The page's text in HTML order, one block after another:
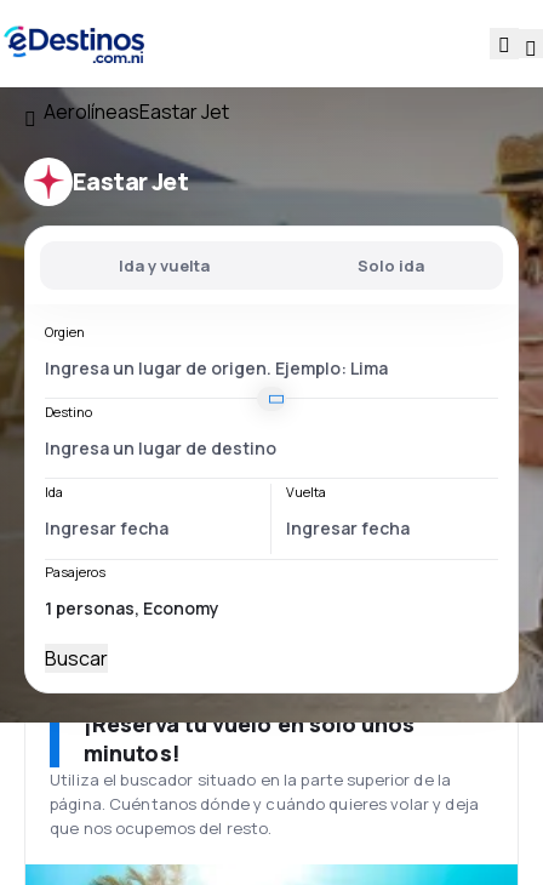
AerolíneasEastar Jet
Eastar Jet
Ida y vuelta Solo ida
Orgien
Destino
Ida Vuelta
Pasajeros
Buscar
¡Reserva tu vuelo en solo unos
minutos!
Utiliza el buscador situado en la parte superior de la
página. Cuéntanos dónde y cuándo quieres volar y deja
que nos ocupemos del resto.